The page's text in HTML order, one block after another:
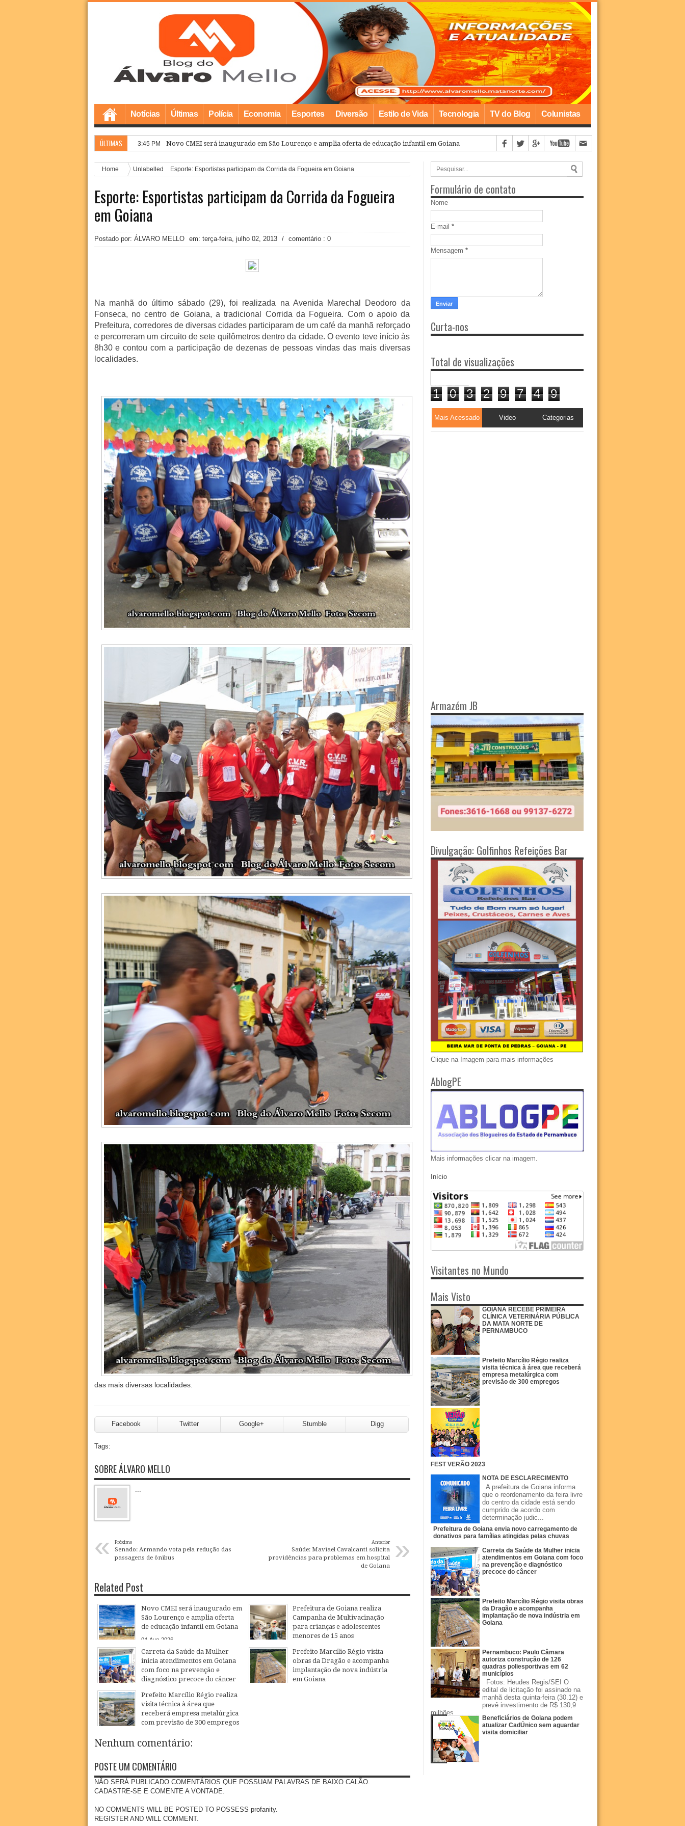
Notícias Últimas Polícia Economia Esportes Diversão Estilo de Vida Tecnologia TV do Blog Colunistas
ÚLTIMAS 3:42 PM Pr
Home Unlabelled Esporte: Esportistas participam da Corrida da Fogueira em Goiana
Esporte: Esportistas participam da Corrida da Fogueira
em Goiana
Postado por: ÁLVARO MELLO em: terça-feira, julho 02, 2013 / comentário : 0
Na manhã do último sábado (29), foi realizada na Avenida Marechal Deodoro da
Fonseca, no centro de Goiana, a tradicional Corrida da Fogueira. Com o apoio da
Prefeitura, corredores de diversas cidades participaram de um café da manhã reforçado
e percorreram um circuito de sete quilômetros dentro da cidade. O evento teve início às
8h30 e contou com a participação de dezenas de pessoas vindas das mais diversas
localidades.
das mais diversas localidades.
Facebook Twitter Google+ Stumble Digg
Tags:
SOBRE ÁLVARO MELLO
...
« Próximo
Senado: Armando vota pela redução das
passagens de ônibus
»
Anterior
Saúde: Maviael Cavalcanti solicita
providências para problemas em hospital
de Goiana
Related Post
Novo CMEI será inaugurado em
São Lourenço e amplia oferta
de educação infantil em Goiana
04 Aug 2026
Prefeitura de Goiana realiza
Campanha de Multivacinação
para crianças e adolescentes
menores de 15 anos
04 Aug 2026
Carreta da Saúde da Mulher
inicia atendimentos em Goiana
com foco na prevenção e
diagnóstico precoce do câncer
27 Jul 2026
Prefeito Marcílio Régio visita
obras da Dragão e acompanha
implantação de nova indústria
em Goiana
Prefeito Marcílio Régio realiza
visita técnica à área que
receberá empresa metalúrgica
com previsão de 300 empregos
Nenhum comentário:
POSTE UM COMENTÁRIO
NÃO SERÁ PUBLICADO COMENTÁRIOS QUE POSSUAM PALAVRAS DE BAIXO CALÃO.
CADASTRE-SE E COMENTE A VONTADE.
NO COMMENTS WILL BE POSTED TO POSSESS profanity.
REGISTER AND WILL COMMENT.
Formulário de contato
Nome
E-mail *
Mensagem *
Curta-nos
Total de visualizações
1 0 3 2 9 7 4 9
Mais Acessado Video Categorias
Armazém JB
Divulgação: Golfinhos Refeições Bar
Clique na Imagem para mais informações
AblogPE
Mais informações clicar na imagem.
Início
Visitantes no Mundo
Mais Visto
GOIANA RECEBE PRIMEIRA
CLÍNICA VETERINÁRIA PÚBLICA
DA MATA NORTE DE
PERNAMBUCO
Prefeito Marcílio Régio realiza
visita técnica à área que receberá
empresa metalúrgica com
previsão de 300 empregos
FEST VERÃO 2023
NOTA DE ESCLARECIMENTO
A prefeitura de Goiana informa
que o reordenamento da feira livre
do centro da cidade está sendo
cumprido de acordo com
determinação judic...
Prefeitura de Goiana envia novo carregamento de
donativos para famílias atingidas pelas chuvas
Carreta da Saúde da Mulher inicia
atendimentos em Goiana com foco
na prevenção e diagnóstico
precoce do câncer
Prefeito Marcílio Régio visita obras
da Dragão e acompanha
implantação de nova indústria em
Goiana
Pernambuco: Paulo Câmara
autoriza construção de 126
quadras poliesportivas em 62
municípios
Fotos: Heudes Regis/SEI O
edital de licitação foi assinado na
manhã desta quinta-feira (30.12) e
prevê investimento de R$ 130,9
milhões.
Beneficiários de Goiana podem
atualizar CadÚnico sem aguardar
visita domiciliar